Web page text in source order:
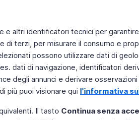
altri identificatori tecnici per
terzi, per misurare il consumo e
possono utilizzare dati di
dati di navigazione, identificatori
degli annunci e derivare
più puoi visionare qui l'informativa
Il tasto Continua senza